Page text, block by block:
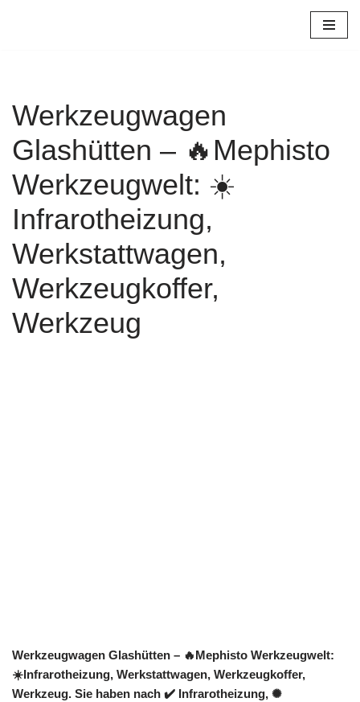
Werkzeugwagen
Glashütten – 🔥Mephisto
Werkzeugwelt: ☀️
Infrarotheizung,
Werkstattwagen,
Werkzeugkoffer,
Werkzeug
Werkzeugwagen Glashütten – 🔥Mephisto Werkzeugwelt:
☀️Infrarotheizung, Werkstattwagen, Werkzeugkoffer,
Werkzeug. Sie haben nach ✔️ Infrarotheizung, ✺